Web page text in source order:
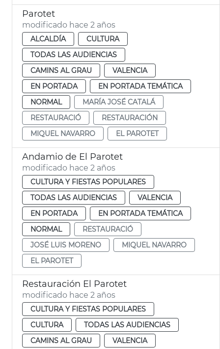
Parotet
modificado hace 2 años
ALCALDÍA
CULTURA
TODAS LAS AUDIENCIAS
CAMINS AL GRAU
VALENCIA
EN PORTADA
EN PORTADA TEMÁTICA
NORMAL
MARÍA JOSÉ CATALÁ
RESTAURACIÓ
RESTAURACIÓN
MIQUEL NAVARRO
EL PAROTET
Andamio de El Parotet
modificado hace 2 años
CULTURA Y FIESTAS POPULARES
TODAS LAS AUDIENCIAS
VALENCIA
EN PORTADA
EN PORTADA TEMÁTICA
NORMAL
RESTAURACIÓ
JOSÉ LUIS MORENO
MIQUEL NAVARRO
EL PAROTET
Restauración El Parotet
modificado hace 2 años
CULTURA Y FIESTAS POPULARES
CULTURA
TODAS LAS AUDIENCIAS
CAMINS AL GRAU
VALENCIA